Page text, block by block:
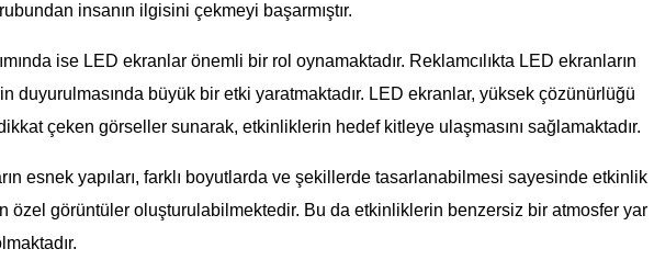
insanın ilgisini çekmeyi başarmıştır.
ise LED ekranlar önemli bir rol oynamaktadır. Reklamcılıkta LED ekranların
duyurulmasında büyük bir etki yaratmaktadır. LED ekranlar, yüksek çözünürlüğü
çeken görseller sunarak, etkinliklerin hedef kitleye ulaşmasını sağlamaktadır.
esnek yapıları, farklı boyutlarda ve şekillerde tasarlanabilmesi sayesinde etkinlik
özel görüntüler oluşturulabilmektedir. Bu da etkinliklerin benzersiz bir atmosfer yar